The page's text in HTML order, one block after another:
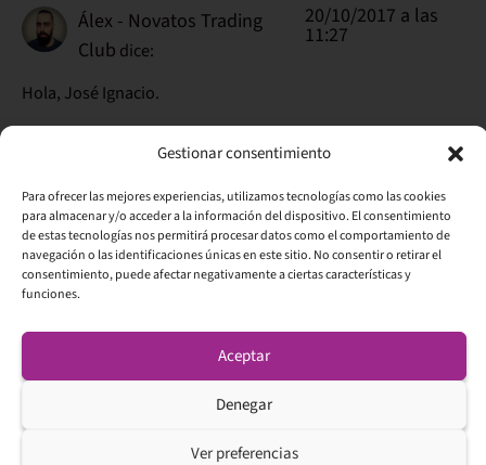
Gestionar consentimiento
Para ofrecer las mejores experiencias, utilizamos tecnologías como las cookies
para almacenar y/o acceder a la información del dispositivo. El consentimiento
de estas tecnologías nos permitirá procesar datos como el comportamiento de
navegación o las identificaciones únicas en este sitio. No consentir o retirar el
consentimiento, puede afectar negativamente a ciertas características y
funciones.
Aceptar
Denegar
Ver preferencias
Álex - Novatos Trading
Club dice:
20/10/2017 a las
11:27
Hola, José Ignacio.
En estos periodos laterales, puedes aprovechar los
movimientos del precio en operaciones de corto plazo,
cuando se muevan desde soporte hasta resistencia y
viceversa. Hay patrones de entrada como el doble suelo o
doble techo que te ayudarán a aprovechar estos
movimientos.
Échale un vistazo a estos artículos:
https://www.novatostradingclub.com/blog/como-
operar-un-doble-suelo/
¡Un saludo!